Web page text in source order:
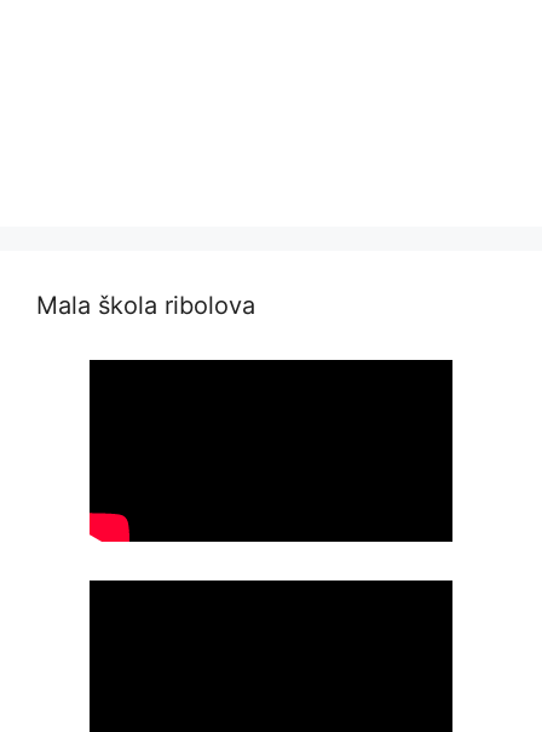
Mala škola ribolova